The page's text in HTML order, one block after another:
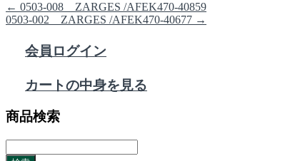
← 0503-008 ZARGES /AFEK470-40859
0503-002 ZARGES /AFEK470-40677 →
会員ログイン
カートの中身を見る
商品検索